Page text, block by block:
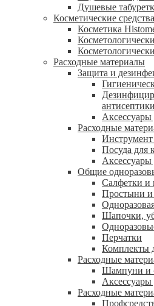
Душевые
Косметические средства
Косметика
Расходные материалы
Защита и
антисептики
Аксессуары
Расходные
Инструмент
Посуда для
Аксессуары
Общие
Салфетки и
Простыни и
Шапочки,
Перчатки
Комплекты
Расходные
Шампуни и
Аксессуары
Расходные